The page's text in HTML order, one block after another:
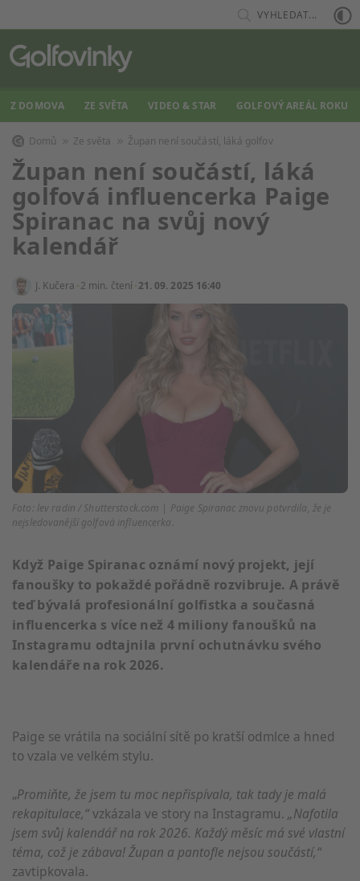
VYHLEDAT...
Z DOMOVA ZE SVĚTA VIDEO & STAR GOLFOVÝ AREÁL ROKU
Domů Ze světa Župan není součástí, láká golfov
Župan není součástí, láká
golfová influencerka Paige
Spiranac na svůj nový
kalendář
J. Kučera 2 min. čtení 21. 09. 2025 16:40
Foto: lev radin / Shutterstock.com | Paige Spiranac znovu potvrdila, že je
nejsledovanější golfová influencerka.
Když Paige Spiranac oznámí nový projekt, její
fanoušky to pokaždé pořádně rozvibruje. A právě
teď bývalá profesionální golfistka a současná
influencerka s více než 4 miliony fanoušků na
Instagramu odtajnila první ochutnávku svého
kalendáře na rok 2026.
Paige se vrátila na sociální sítě po kratší odmlce a hned
to vzala ve velkém stylu.
„Promiňte, že jsem tu moc nepřispívala, tak tady je malá
rekapitulace,“vzkázala ve story na Instagramu. „Nafotila
jsem svůj kalendář na rok 2026. Každý měsíc má své vlastní
téma, což je zábava! Župan a pantofle nejsou součástí,“
zavtipkovala.